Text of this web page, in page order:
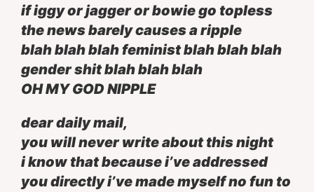
if iggy or jagger or bowie go topless
the news barely causes a ripple
blah blah blah feminist blah blah blah
gender shit blah blah blah
OH MY GOD NIPPLE
dear daily mail,
you will never write about this night
i know that because i’ve addressed
you directly i’ve made myself no fun to